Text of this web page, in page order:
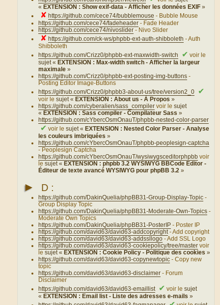
« EXTENSION : Show exif-data - Afficher les données EXIF»
✘ https://github.com/cece74/bubblemouse - Bubble Mouse
https://github.com/cece74/fadeheader - Fade Header
https://github.com/cece74/nivoslider - Nivo Slider
✘ https://github.com/ck-ws/phpbb-ext-auth-shibboleth - Auth
Shibboleth
https://github.com/Crizz0/phpbb-ext-maxwidth-switch
✔ voir le
sujet « EXTENSION : Max-width switch - Afficher la largeur
maximale»
https://github.com/Crizz0/phpbb-ext-posting-img-buttons -
Posting Editor Image-Buttons
https://github.com/Crizz0/phpbb3-about-us/tree/version2_0
✔
voir lesujet « EXTENSION : About us - À Propos»
https://github.com/cyberalien/sass_compiler voir lesujet
« EXTENSION : Sass compiler - Compilateur Sass»
https://github.com/cYbercOsmOnauT/phpbb-nested-color-parser
✔ voir lesujet « EXTENSION : Nested Color Parser - Analyse
les couleurs imbriquées»
https://github.com/cYbercOsmOnauT/phpbb-peoplesign-captcha
- Peoplesign Captcha
https://github.com/cYbercOsmOnauT/wysiwygsceditorphpbb voir
lesujet « EXTENSION : phpbb 3.2 WYSIWYG BBCode Editor -
Éditeur de texte avancé WYSIWYG pour phpBB 3.2»
► D :
https://github.com/DakinQuelia/phpBB31-Group-Display-Topic -
Group Display Topic
https://github.com/DakinQuelia/phpBB31-Moderate-Own-Topics -
Moderate Own Topics
https://github.com/DakinQuelia/phpBB31-PosterIP - Poster IP
https://github.com/david63/david63-addcopyright - Add copyright
https://github.com/david63/david63-addssllogo - Add SSL Logo
https://github.com/david63/david63-cookiepolicy/tree/master voir
lesujet « EXTENSION : Cookie Policy - Politique des cookies»
https://github.com/david63/david63-copynewtopic - Copy new
topic
https://github.com/david63/david63-disclaimer - Forum
Disclaimer
https://github.com/david63/david63-emaillist
✔ voir lesujet
« EXTENSION : Email list - Liste des adresses e-mails»